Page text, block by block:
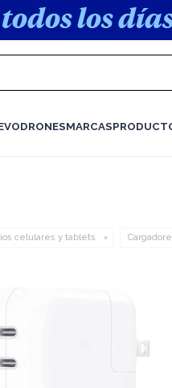
DRONESMARCAS
celulares y tablets